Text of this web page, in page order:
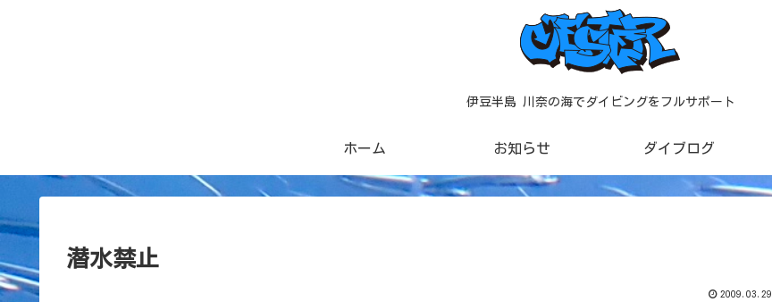
伊豆半島 川奈の海でダイビングをフルサポート
ホーム お知らせ ダイブログ
潜水禁止
2009.03.29